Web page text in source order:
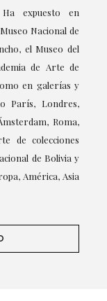
expuesto en
Nacional de
el Museo del
de Arte de
en galerías y
París, Londres,
Roma,
de colecciones
de Bolivia y
América, Asia